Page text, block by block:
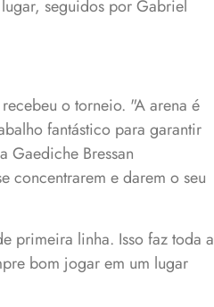
seguidos por Gabriel
o torneio. "A arena é
fantástico para garantir
Gaediche Bressan
concentrarem e darem o seu
primeira linha. Isso faz toda a
bom jogar em um lugar